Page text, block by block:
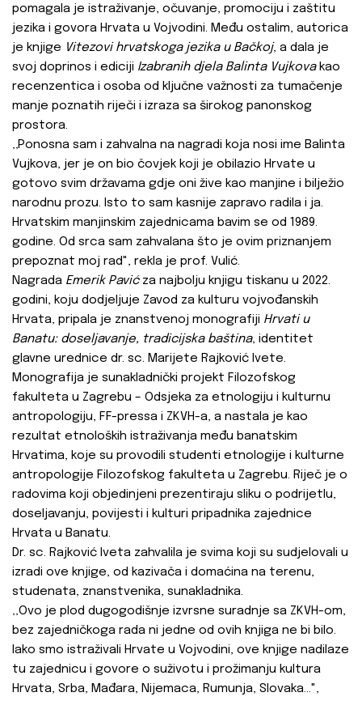
pomagala je istraživanje, očuvanje, promociju i zaštitu
jezika i govora Hrvata u Vojvodini. Među ostalim, autorica
je knjige Vitezovi hrvatskoga jezika u Bačkoj, a dala je
svoj doprinos i ediciji Izabranih djela Balinta Vujkovakao
recenzentica i osoba od ključne važnosti za tumačenje
manje poznatih riječi i izraza sa širokog panonskog
prostora.
‚‚Ponosna sam i zahvalna na nagradi koja nosi ime Balinta
Vujkova, jer je on bio čovjek koji je obilazio Hrvate u
gotovo svim državama gdje oni žive kao manjine i bilježio
narodnu prozu. Isto to sam kasnije zapravo radila i ja.
Hrvatskim manjinskim zajednicama bavim se od 1989.
godine. Od srca sam zahvalana što je ovim priznanjem
prepoznat moj rad", rekla je prof. Vulić.
Nagrada Emerik Pavićza najbolju knjigu tiskanu u 2022.
godini, koju dodjeljuje Zavod za kulturu vojvođanskih
Hrvata, pripala je znanstvenoj monografiji Hrvati u
Banatu: doseljavanje, tradicijska baština, identitet
glavne urednice dr. sc. Marijete Rajković Ivete.
Monografija je sunakladnički projekt Filozofskog
fakulteta u Zagrebu – Odsjeka za etnologiju i kulturnu
antropologiju, FF-pressa i ZKVH-a, a nastala je kao
rezultat etnoloških istraživanja među banatskim
Hrvatima, koje su provodili studenti etnologije i kulturne
antropologije Filozofskog fakulteta u Zagrebu. Riječ je o
radovima koji objedinjeni prezentiraju sliku o podrijetlu,
doseljavanju, povijesti i kulturi pripadnika zajednice
Hrvata u Banatu.
Dr. sc. Rajković Iveta zahvalila je svima koji su sudjelovali u
izradi ove knjige, od kazivača i domaćina na terenu,
studenata, znanstvenika, sunakladnika.
‚‚Ovo je plod dugogodišnje izvrsne suradnje sa ZKVH-om,
bez zajedničkoga rada ni jedne od ovih knjiga ne bi bilo.
Iako smo istraživali Hrvate u Vojvodini, ove knjige nadilaze
tu zajednicu i govore o suživotu i prožimanju kultura
Hrvata, Srba, Mađara, Nijemaca, Rumunja, Slovaka...",